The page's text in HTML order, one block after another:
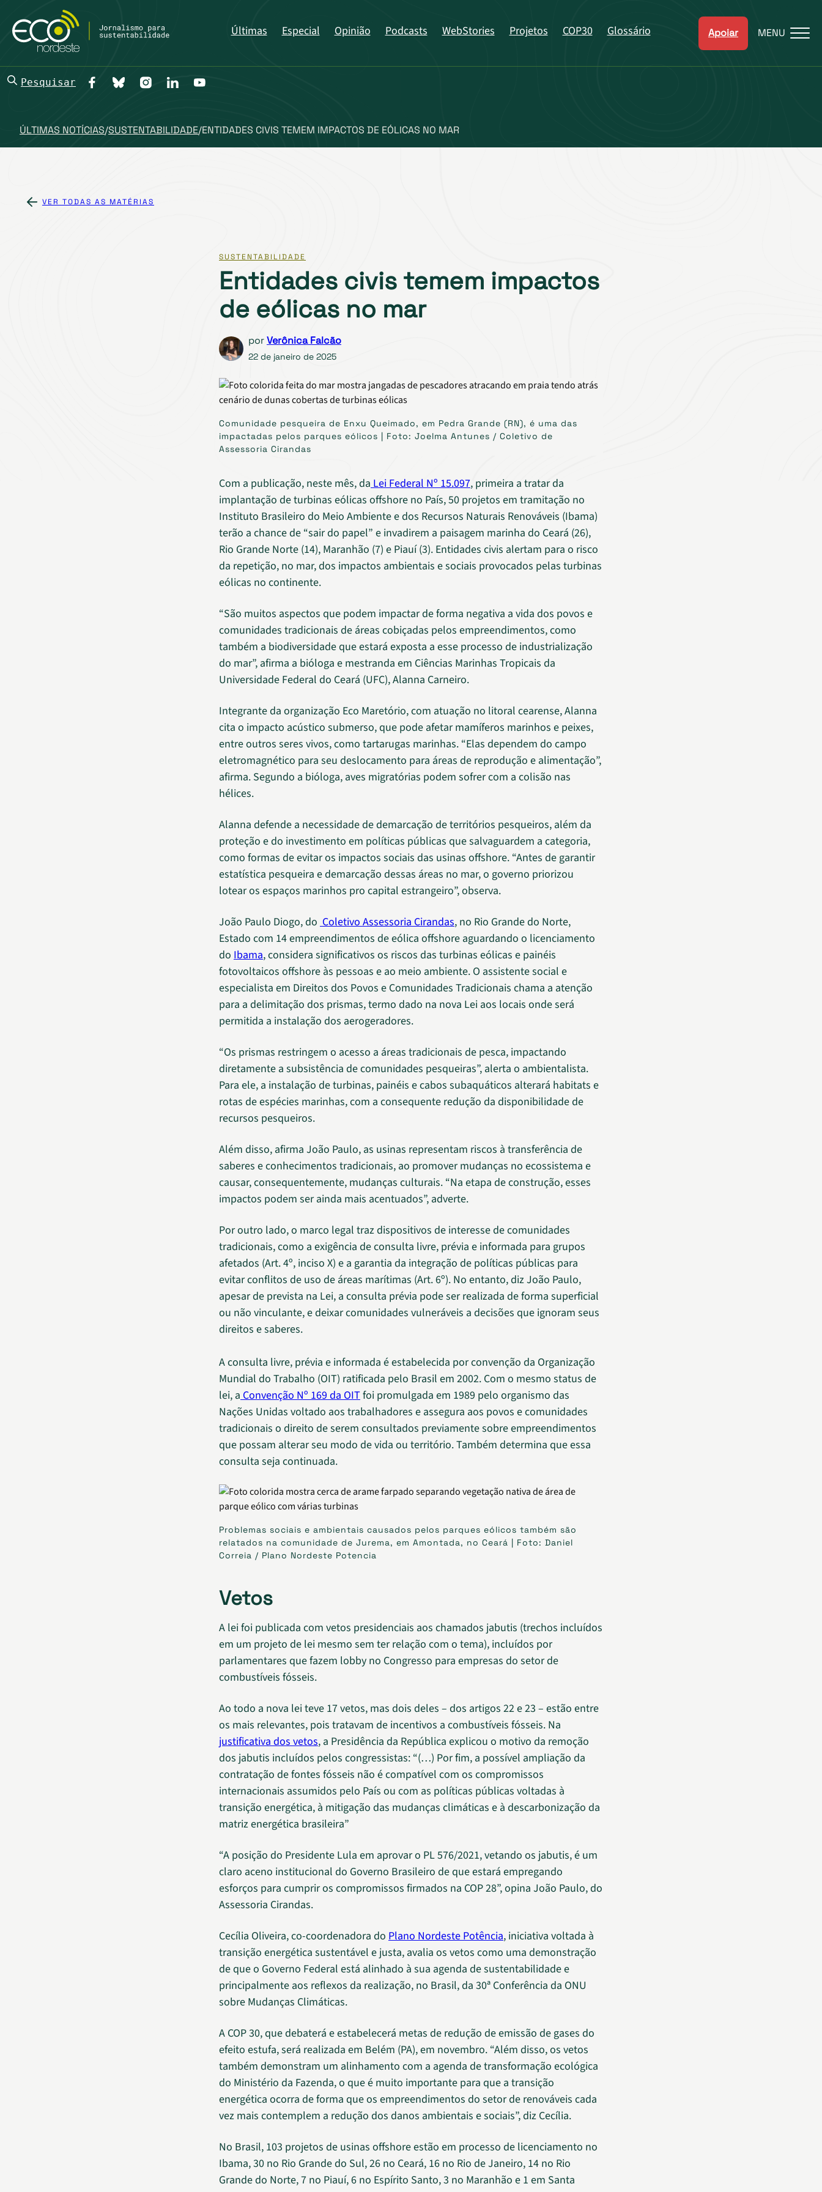
Últimas Especial Opinião Podcasts WebStories Projetos COP30 Glossário Apoiar MENU
Pesquisar
ÚLTIMAS NOTÍCIAS/SUSTENTABILIDADE/ENTIDADES CIVIS TEMEM IMPACTOS DE EÓLICAS NO MAR
VER TODAS AS MATÉRIAS
SUSTENTABILIDADE
Entidades civis temem impactos
de eólicas no mar
porVerônica Falcão
22 de janeiro de 2025
Comunidade pesqueira de Enxu Queimado, em Pedra Grande (RN), é uma das
impactadas pelos parques eólicos | Foto: Joelma Antunes / Coletivo de
Assessoria Cirandas
Com a publicação, neste mês, daLei Federal Nº 15.097, primeira a tratar da
implantação de turbinas eólicas offshore no País, 50 projetos em tramitação no
Instituto Brasileiro do Meio Ambiente e dos Recursos Naturais Renováveis (Ibama)
terão a chance de “sair do papel” e invadirem a paisagem marinha do Ceará (26),
Rio Grande Norte (14), Maranhão (7) e Piauí (3). Entidades civis alertam para o risco
da repetição, no mar, dos impactos ambientais e sociais provocados pelas turbinas
eólicas no continente.
“São muitos aspectos que podem impactar de forma negativa a vida dos povos e
comunidades tradicionais de áreas cobiçadas pelos empreendimentos, como
também a biodiversidade que estará exposta a esse processo de industrialização
do mar”, afirma a bióloga e mestranda em Ciências Marinhas Tropicais da
Universidade Federal do Ceará (UFC), Alanna Carneiro.
Integrante da organização Eco Maretório, com atuação no litoral cearense, Alanna
cita o impacto acústico submerso, que pode afetar mamíferos marinhos e peixes,
entre outros seres vivos, como tartarugas marinhas. “Elas dependem do campo
eletromagnético para seu deslocamento para áreas de reprodução e alimentação”,
afirma. Segundo a bióloga, aves migratórias podem sofrer com a colisão nas
hélices.
Alanna defende a necessidade de demarcação de territórios pesqueiros, além da
proteção e do investimento em políticas públicas que salvaguardem a categoria,
como formas de evitar os impactos sociais das usinas offshore. “Antes de garantir
estatística pesqueira e demarcação dessas áreas no mar, o governo priorizou
lotear os espaços marinhos pro capital estrangeiro”, observa.
João Paulo Diogo, do Coletivo Assessoria Cirandas, no Rio Grande do Norte,
Estado com 14 empreendimentos de eólica offshore aguardando o licenciamento
do Ibama, considera significativos os riscos das turbinas eólicas e painéis
fotovoltaicos offshore às pessoas e ao meio ambiente. O assistente social e
especialista em Direitos dos Povos e Comunidades Tradicionais chama a atenção
para a delimitação dos prismas, termo dado na nova Lei aos locais onde será
permitida a instalação dos aerogeradores.
“Os prismas restringem o acesso a áreas tradicionais de pesca, impactando
diretamente a subsistência de comunidades pesqueiras”, alerta o ambientalista.
Para ele, a instalação de turbinas, painéis e cabos subaquáticos alterará habitats e
rotas de espécies marinhas, com a consequente redução da disponibilidade de
recursos pesqueiros.
Além disso, afirma João Paulo, as usinas representam riscos à transferência de
saberes e conhecimentos tradicionais, ao promover mudanças no ecossistema e
causar, consequentemente, mudanças culturais. “Na etapa de construção, esses
impactos podem ser ainda mais acentuados”, adverte.
Por outro lado, o marco legal traz dispositivos de interesse de comunidades
tradicionais, como a exigência de consulta livre, prévia e informada para grupos
afetados (Art. 4º, inciso X) e a garantia da integração de políticas públicas para
evitar conflitos de uso de áreas marítimas (Art. 6º). No entanto, diz João Paulo,
apesar de prevista na Lei, a consulta prévia pode ser realizada de forma superficial
ou não vinculante, e deixar comunidades vulneráveis a decisões que ignoram seus
direitos e saberes.
A consulta livre, prévia e informada é estabelecida por convenção da Organização
Mundial do Trabalho (OIT) ratificada pelo Brasil em 2002. Com o mesmo status de
lei, aConvenção Nº 169 da OITfoi promulgada em 1989 pelo organismo das
Nações Unidas voltado aos trabalhadores e assegura aos povos e comunidades
tradicionais o direito de serem consultados previamente sobre empreendimentos
que possam alterar seu modo de vida ou território. Também determina que essa
consulta seja continuada.
Problemas sociais e ambientais causados pelos parques eólicos também são
relatados na comunidade de Jurema, em Amontada, no Ceará | Foto: Daniel
Correia / Plano Nordeste Potencia
Vetos
A lei foi publicada com vetos presidenciais aos chamados jabutis (trechos incluídos
em um projeto de lei mesmo sem ter relação com o tema), incluídos por
parlamentares que fazem lobby no Congresso para empresas do setor de
combustíveis fósseis.
Ao todo a nova lei teve 17 vetos, mas dois deles – dos artigos 22 e 23 – estão entre
os mais relevantes, pois tratavam de incentivos a combustíveis fósseis. Na
justificativa dos vetos, a Presidência da República explicou o motivo da remoção
dos jabutis incluídos pelos congressistas: “(…) Por fim, a possível ampliação da
contratação de fontes fósseis não é compatível com os compromissos
internacionais assumidos pelo País ou com as políticas públicas voltadas à
transição energética, à mitigação das mudanças climáticas e à descarbonização da
matriz energética brasileira”
“A posição do Presidente Lula em aprovar o PL 576/2021, vetando os jabutis, é um
claro aceno institucional do Governo Brasileiro de que estará empregando
esforços para cumprir os compromissos firmados na COP 28”, opina João Paulo, do
Assessoria Cirandas.
Cecília Oliveira, co-coordenadora do Plano Nordeste Potência, iniciativa voltada à
transição energética sustentável e justa, avalia os vetos como uma demonstração
de que o Governo Federal está alinhado à sua agenda de sustentabilidade e
principalmente aos reflexos da realização, no Brasil, da 30ª Conferência da ONU
sobre Mudanças Climáticas.
A COP 30, que debaterá e estabelecerá metas de redução de emissão de gases do
efeito estufa, será realizada em Belém (PA), em novembro. “Além disso, os vetos
também demonstram um alinhamento com a agenda de transformação ecológica
do Ministério da Fazenda, o que é muito importante para que a transição
energética ocorra de forma que os empreendimentos do setor de renováveis cada
vez mais contemplem a redução dos danos ambientais e sociais”, diz Cecília.
No Brasil, 103 projetos de usinas offshore estão em processo de licenciamento no
Ibama, 30 no Rio Grande do Sul, 26 no Ceará, 16 no Rio de Janeiro, 14 no Rio
Grande do Norte, 7 no Piauí, 6 no Espírito Santo, 3 no Maranhão e 1 em Santa